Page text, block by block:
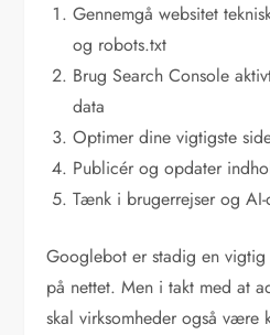
Gennemgå websitet
og robots.txt
Brug Search Console
data
Optimer dine vigtigste
Publicér og opdater
Tænk i brugerrejser og
Googlebot er stadig en
på nettet. Men i takt med at
skal virksomheder også være